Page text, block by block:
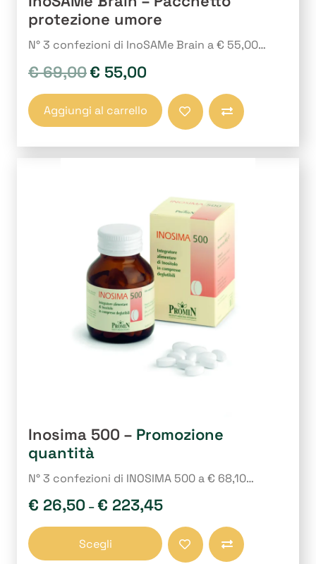
protezione umore
N° 3 confezioni di InoSAMe Brain a € 55,00…
€69,00Il
originale
era:
€ 69,00.
€ 55,00
attuale
è:
€ 55,00.
Aggiungi al carrello
Inosima 500 – Promozione
quantità
N° 3 confezioni di INOSIMA 500 a € 68,10…
€ 26,50 –€ 223,45
Scegli
Questo
prodotto